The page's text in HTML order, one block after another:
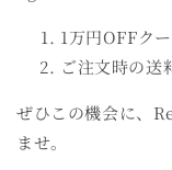
1万円OFFク
ご注文時の送
ぜひこの機会に、
ませ。